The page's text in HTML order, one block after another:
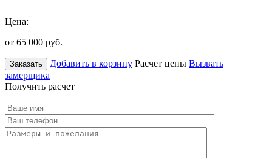
Цена:
от 65 000 руб.
Заказать Добавить в корзину Расчет цены Вызвать
замерщика
Получить расчет